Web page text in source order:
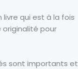
qui est à la fois
originalité pour
sont importants et